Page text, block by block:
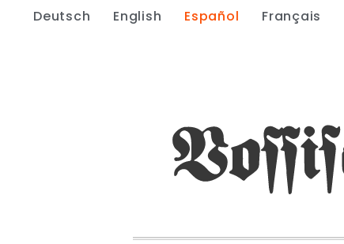
Deutsch English Español Français